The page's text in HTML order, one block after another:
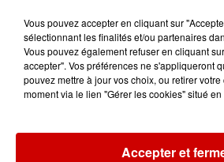
Podcasts
Kelly Massol,
emblématique
Vous pouvez accepter en cliquant sur
sélectionnant les finalités et/ou partenaires
Vous pouvez également refuser en cliquant
accepter". Vos préférences ne s'appliqueront
pouvez mettre à jour vos choix, ou retirer
moment via le lien "Gérer les cookies" situé
Accepter et